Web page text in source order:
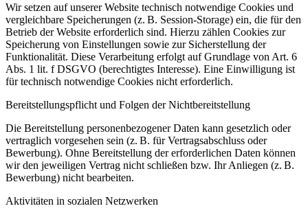
Wir setzen auf unserer Website technisch notwendige Cookies und
vergleichbare Speicherungen (z. B. Session-Storage) ein, die für den
Betrieb der Website erforderlich sind. Hierzu zählen Cookies zur
Speicherung von Einstellungen sowie zur Sicherstellung der
Funktionalität. Diese Verarbeitung erfolgt auf Grundlage von Art. 6
Abs. 1 lit. f DSGVO (berechtigtes Interesse). Eine Einwilligung ist
für technisch notwendige Cookies nicht erforderlich.
Bereitstellungspflicht und Folgen der Nichtbereitstellung
Die Bereitstellung personenbezogener Daten kann gesetzlich oder
vertraglich vorgesehen sein (z. B. für Vertragsabschluss oder
Bewerbung). Ohne Bereitstellung der erforderlichen Daten können
wir den jeweiligen Vertrag nicht schließen bzw. Ihr Anliegen (z. B.
Bewerbung) nicht bearbeiten.
Aktivitäten in sozialen Netzwerken